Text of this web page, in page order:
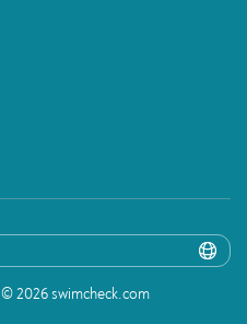
© 2026 swimcheck.com